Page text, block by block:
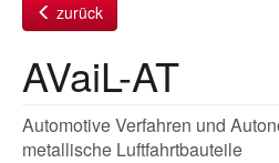
zurück
AVaiL-AT
Automotive Verfahren und
metallische Luftfahrtbauteile